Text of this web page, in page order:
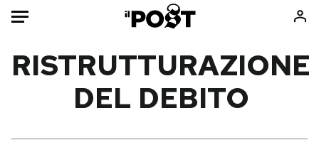
Mondo
Libri
RISTRUTTURAZIONE
DEL DEBITO